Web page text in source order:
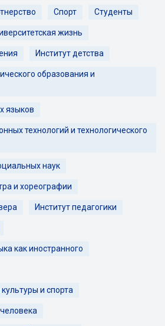
Спорт Студенты
жизнь
Институт детства
образования и
языков
технологий и технологического
наук
и хореографии
Институт педагогики
как иностранного
и спорта